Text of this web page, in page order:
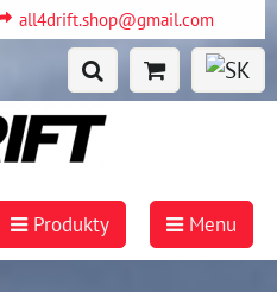
all4drift.shop@gmail.com
Produkty Menu